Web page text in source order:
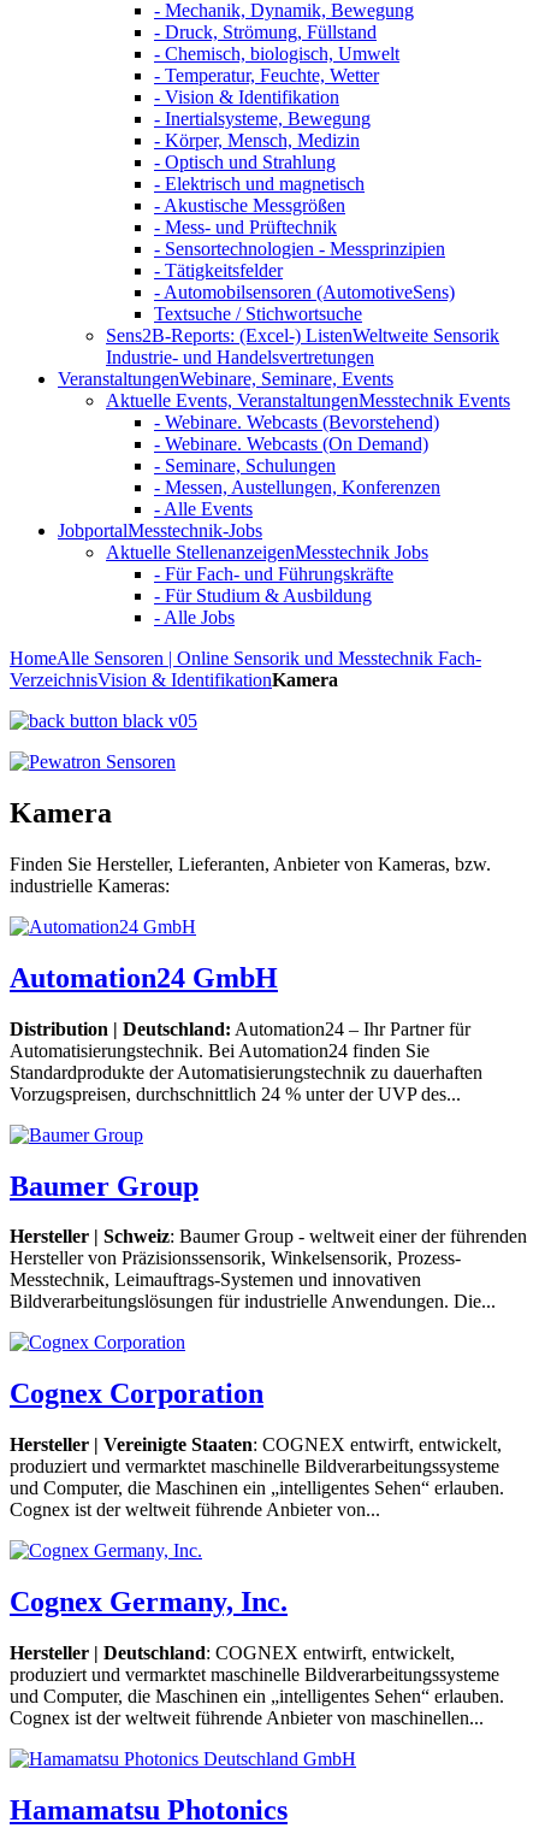
- Mechanik, Dynamik, Bewegung
- Druck, Strömung, Füllstand
- Chemisch, biologisch, Umwelt
- Temperatur, Feuchte, Wetter
- Vision & Identifikation
- Inertialsysteme, Bewegung
- Körper, Mensch, Medizin
- Optisch und Strahlung
- Elektrisch und magnetisch
- Akustische Messgrößen
- Mess- und Prüftechnik
- Sensortechnologien - Messprinzipien
- Tätigkeitsfelder
- Automobilsensoren (AutomotiveSens)
Textsuche / Stichwortsuche
Sens2B-Reports: (Excel-) ListenWeltweite Sensorik
Industrie- und Handelsvertretungen
VeranstaltungenWebinare, Seminare, Events
Aktuelle Events, VeranstaltungenMesstechnik Events
- Webinare. Webcasts (Bevorstehend)
- Webinare. Webcasts (On Demand)
- Seminare, Schulungen
- Messen, Austellungen, Konferenzen
- Alle Events
JobportalMesstechnik-Jobs
Aktuelle StellenanzeigenMesstechnik Jobs
- Für Fach- und Führungskräfte
- Für Studium & Ausbildung
- Alle Jobs
HomeAlle Sensoren | Online Sensorik und Messtechnik Fach-
VerzeichnisVision & IdentifikationKamera
Kamera
Finden Sie Hersteller, Lieferanten, Anbieter von Kameras, bzw.
industrielle Kameras:
Automation24 GmbH
Distribution | Deutschland: Automation24 – Ihr Partner für
Automatisierungstechnik. Bei Automation24 finden Sie
Standardprodukte der Automatisierungstechnik zu dauerhaften
Vorzugspreisen, durchschnittlich 24 % unter der UVP des...
Baumer Group
Hersteller | Schweiz: Baumer Group - weltweit einer der führenden
Hersteller von Präzisionssensorik, Winkelsensorik, Prozess-
Messtechnik, Leimauftrags-Systemen und innovativen
Bildverarbeitungslösungen für industrielle Anwendungen. Die...
Cognex Corporation
Hersteller | Vereinigte Staaten: COGNEX entwirft, entwickelt,
produziert und vermarktet maschinelle Bildverarbeitungssysteme
und Computer, die Maschinen ein „intelligentes Sehen“ erlauben.
Cognex ist der weltweit führende Anbieter von...
Cognex Germany, Inc.
Hersteller | Deutschland: COGNEX entwirft, entwickelt,
produziert und vermarktet maschinelle Bildverarbeitungssysteme
und Computer, die Maschinen ein „intelligentes Sehen“ erlauben.
Cognex ist der weltweit führende Anbieter von maschinellen...
Hamamatsu Photonics